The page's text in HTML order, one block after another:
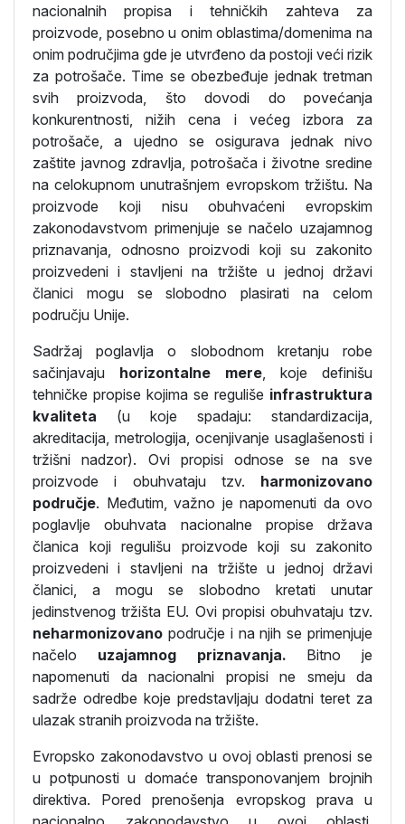
nacionalnih propisa i tehničkih zahteva za
proizvode, posebno u onim oblastima/domenima na
onim područjima gde je utvrđeno da postoji veći rizik
za potrošače. Time se obezbeđuje jednak tretman
svih proizvoda, što dovodi do povećanja
konkurentnosti, nižih cena i većeg izbora za
potrošače, a ujedno se osigurava jednak nivo
zaštite javnog zdravlja, potrošača i životne sredine
na celokupnom unutrašnjem evropskom tržištu. Na
proizvode koji nisu obuhvaćeni evropskim
zakonodavstvom primenjuje se načelo uzajamnog
priznavanja, odnosno proizvodi koji su zakonito
proizvedeni i stavljeni na tržište u jednoj državi
članici mogu se slobodno plasirati na celom
području Unije.
Sadržaj poglavlja o slobodnom kretanju robe
sačinjavaju horizontalne mere, koje definišu
tehničke propise kojima se reguliše infrastruktura
kvaliteta (u koje spadaju: standardizacija,
akreditacija, metrologija, ocenjivanje usaglašenosti i
tržišni nadzor). Ovi propisi odnose se na sve
proizvode i obuhvataju tzv. harmonizovano
područje. Međutim, važno je napomenuti da ovo
poglavlje obuhvata nacionalne propise država
članica koji regulišu proizvode koji su zakonito
proizvedeni i stavljeni na tržište u jednoj državi
članici, a mogu se slobodno kretati unutar
jedinstvenog tržišta EU. Ovi propisi obuhvataju tzv.
neharmonizovano područje i na njih se primenjuje
načelo uzajamnog priznavanja. Bitno je
napomenuti da nacionalni propisi ne smeju da
sadrže odredbe koje predstavljaju dodatni teret za
ulazak stranih proizvoda na tržište.
Evropsko zakonodavstvo u ovoj oblasti prenosi se
u potpunosti u domaće transponovanjem brojnih
direktiva. Pored prenošenja evropskog prava u